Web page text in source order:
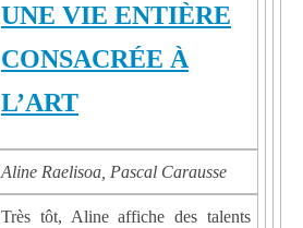
UNE VIE ENTIÈRE
CONSACRÉE À
L’ART
Aline Raelisoa, Pascal Carausse
Très tôt, Aline affiche des talents